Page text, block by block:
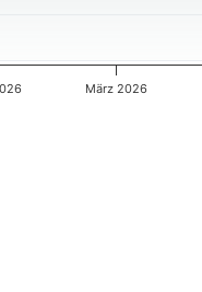
März 2026